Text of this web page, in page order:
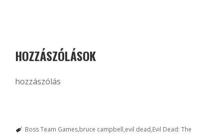
HOZZÁSZÓLÁSOK
hozzászólás
Boss Team Games bruce campbell evil dead Evil Dead: The